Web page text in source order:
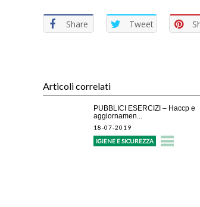
Share Tweet
Articoli correlati
PUBBLICI ESERCIZI – Haccp e
aggiornamen...
18-07-2019
IGIENE E SICUREZZA